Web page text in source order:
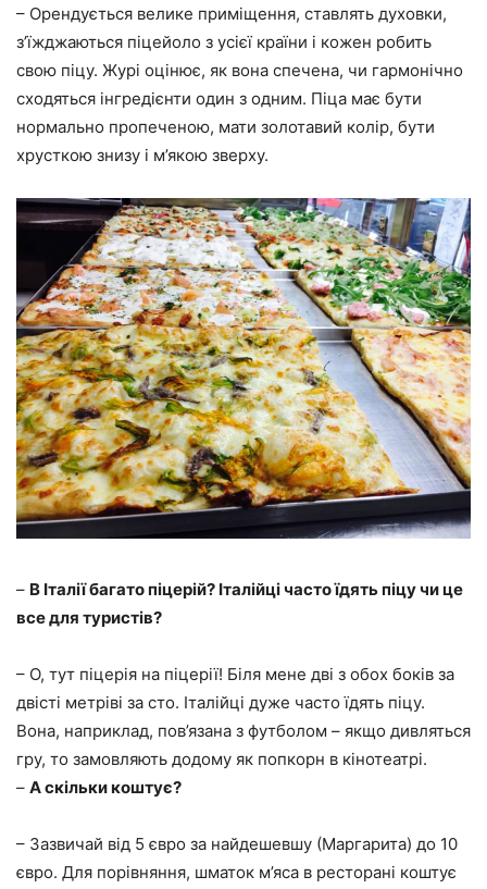
– Орендується велике приміщення, ставлять духовки,
з’їжджаються піцейоло з усієї країни і кожен робить
свою піцу. Журі оцінює, як вона спечена, чи гармонічно
сходяться інгредієнти один з одним. Піца має бути
нормально пропеченою, мати золотавий колір, бути
хрусткою знизу і м’якою зверху.
– В Італії багато піцерій? Італійці часто їдять піцу чи це
все для туристів?
– О, тут піцерія на піцерії! Біля мене дві з обох боків за
двісті метріві за сто. Італійці дуже часто їдять піцу.
Вона, наприклад, пов’язана з футболом – якщо дивляться
гру, то замовляють додому як попкорн в кінотеатрі.
– А скільки коштує?
– Зазвичай від 5 євро за найдешевшу (Маргарита) до 10
євро. Для порівняння, шматок м’яса в ресторані коштує